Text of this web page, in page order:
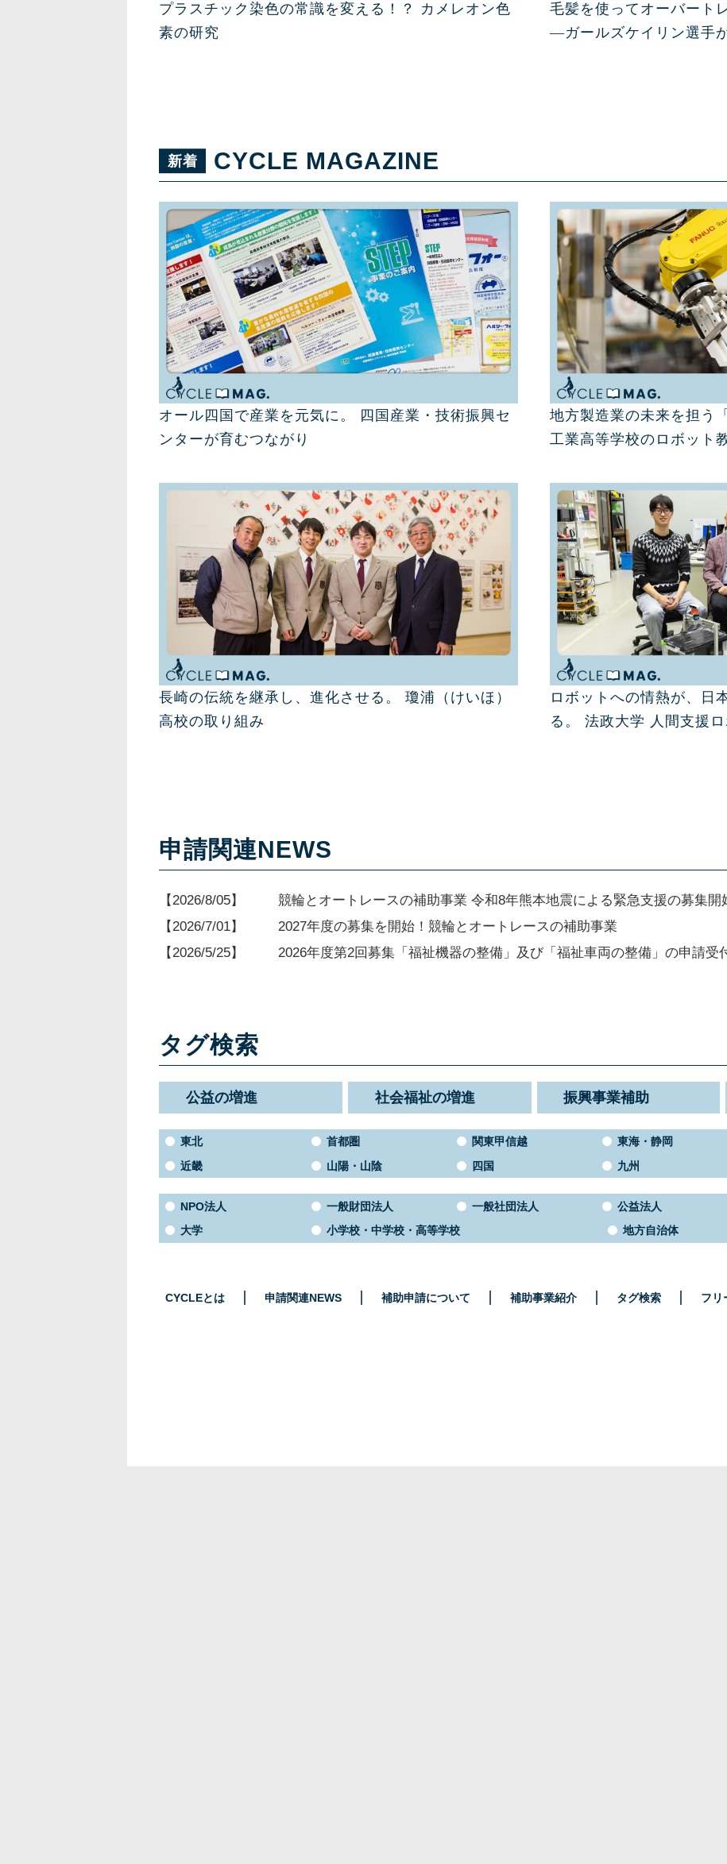
プラスチック染色の常識を変える！？ カメレオン色
素の研究
毛髪を使ってオーバート
―ガールズケイリン選手
CYCLE MAGAZINE
オール四国で産業を元気に。 四国産業・技術振興セ
ンターが育むつながり
地方製造業の未来を担う
工業高等学校のロボット
長崎の伝統を継承し、進化させる。 瓊浦（けいほ）
高校の取り組み
ロボットへの情熱が、日
る。 法政大学 人間支援
申請関連NEWS
2026/8/05
競輪とオートレースの補助事業 令和8年熊本地震による緊急支援の募集開
2026/7/01
2027年度の募集を開始！競輪とオートレースの補助事業
2026/5/25
2026年度第2回募集「福祉機器の整備」及び「福祉車両の整備」の申請受
タグ検索
公益の増進 社会福祉の増進 振興事業補助
東北 首都圏 関東甲信越 東海・静岡
近畿
山陽・山陰 四国 九州
NPO法人 一般財団法人 一般社団法人 公益法人
大学
小学校・中学校・高等学校 地方自治体
CYCLEとは 申請関連NEWS 補助申請について 補助事業紹介 タグ検索 フリ